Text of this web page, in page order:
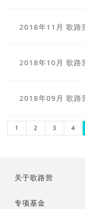
2018年11月 歌路
2018年10月 歌路
2018年09月 歌路
1 2 3 4
关于歌路营
专项基金